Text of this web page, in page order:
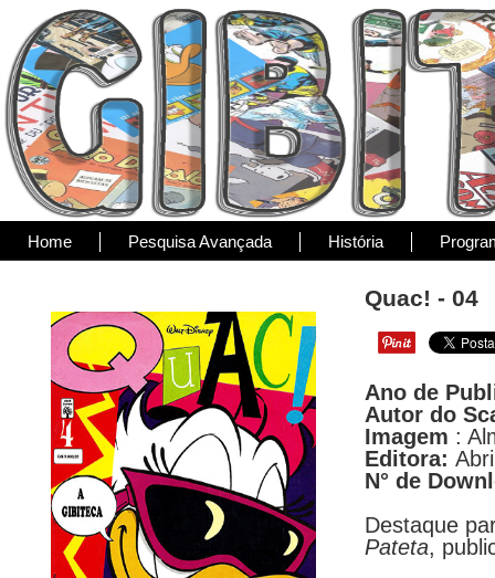
Home Pesquisa Avançada História
Quac! - 04
Ano de
Autor do
Imagem :
Editora:
N° de
Destaque
Pateta,